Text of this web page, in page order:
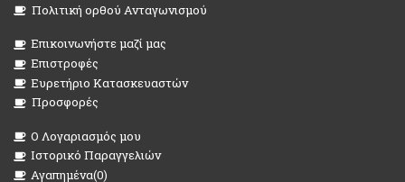
Πολιτική ορθού Ανταγωνισμού
Επικοινωνήστε μαζί μας
Επιστροφές
Ευρετήριο Κατασκευαστών
Προσφορές
O Λογαριασμός μου
Ιστορικό Παραγγελιών
Αγαπημένα(0)